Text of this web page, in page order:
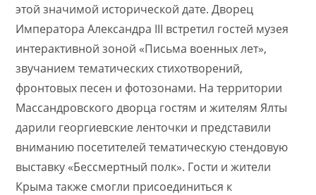
этой значимой исторической дате. Дворец
Императора Александра III встретил гостей музея
интерактивной зоной «Письма военных лет»,
звучанием тематических стихотворений,
фронтовых песен и фотозонами. На территории
Массандровского дворца гостям и жителям Ялты
дарили георгиевские ленточки и представили
вниманию посетителей тематическую стендовую
выставку «Бессмертный полк». Гости и жители
Крыма также смогли присоединиться к